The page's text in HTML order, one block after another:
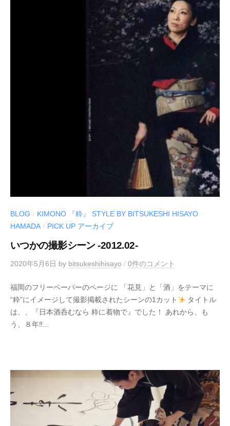
BLOG / KIMONO 『粋』 STYLE BY BITSUKESHI HISAYO
HAMADA / PICK UP アーカイブ
いつかの撮影シーン -2012.02-
2020年5月6日 by bitsukeshihisayo / 0件のコメント
福岡のフリーペーパーのページに 「花見」と「酒」をテーマに
“粋”にイメージして撮影掲載されたシーンの1カット
タイトル
は、、『日本酒呑むなら 粋に着物で』でした！ あれから、も
う、８年‼︎...